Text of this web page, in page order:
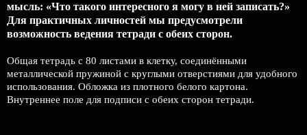
мысль: «Что такого интересного я могу в ней записать?»
Для практичных личностей мы предусмотрели
возможность ведения тетради с обеих сторон.
Общая тетрадь с 80 листами в клетку, соединёнными
металлической пружиной с круглыми отверстиями для удобного
использования. Обложка из плотного белого картона.
Внутреннее поле для подписи с обеих сторон тетради.